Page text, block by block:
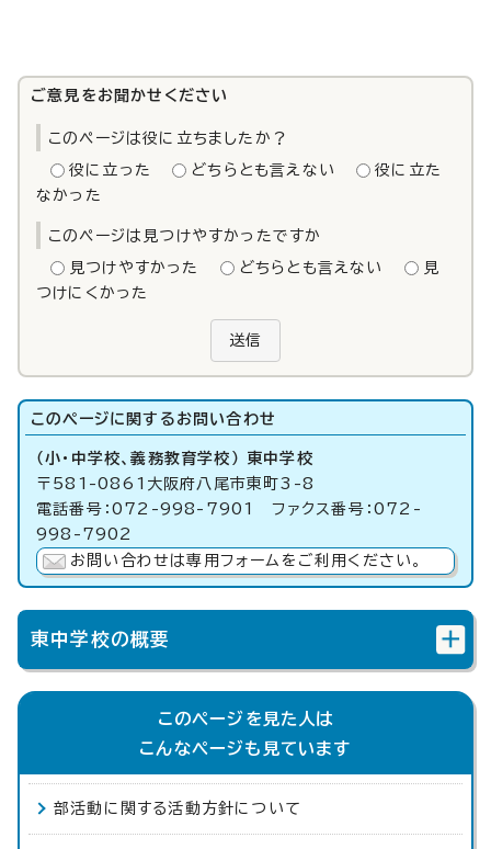
ご意見をお聞かせください
このページは役に立ちましたか？
役に立った どちらとも言えない
役に立た
なかった
このページは見つけやすかったですか
見つけやすかった どちらとも言えない
見
つけにくかった
送信
このページに関する お問い合わせ
（小・中学校、義務教育学校） 東中学校
〒581-0861大阪府八尾市東町3-8
電話番号：072-998-7901 ファクス番号：072-
998-7902
お問い合わせは専用フォームをご利用ください。
東中学校の概要
このページを見た人は
こんなページも見ています
部活動に関する活動方針について